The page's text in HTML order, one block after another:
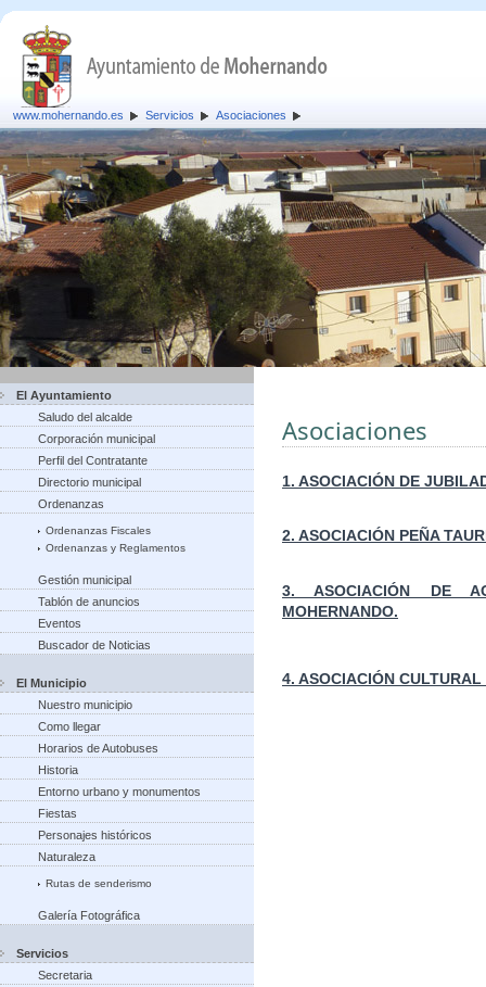
www.mohernando.es Servicios Asociaciones
El Ayuntamiento
Saludo del alcalde
Corporación municipal
Perfil del Contratante
Directorio municipal
Ordenanzas
Ordenanzas Fiscales
Ordenanzas y Reglamentos
Gestión municipal
Tablón de anuncios
Eventos
Buscador de Noticias
El Municipio
Nuestro municipio
Como llegar
Horarios de Autobuses
Historia
Entorno urbano y monumentos
Fiestas
Personajes históricos
Naturaleza
Rutas de senderismo
Galería Fotográfica
Servicios
Secretaria
Asociaciones
1. ASOCIACIÓN DE
2. ASOCIACIÓN PEÑA
3. ASOCIACIÓN DE
MOHERNANDO.
4. ASOCIACIÓN